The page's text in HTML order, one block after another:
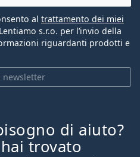
newsletter
al trattamento dei miei
s.r.o. per l’invio della
riguardanti prodotti e
di aiuto?
trovato